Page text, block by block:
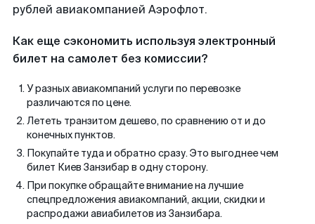
рублей авиакомпанией Аэрофлот.
Как еще сэкономить используя электронный
билет на самолет без комиссии?
У разных авиакомпаний услуги по перевозке
различаются по цене.
Лететь транзитом дешево, по сравнению от и до
конечных пунктов.
Покупайте туда и обратно сразу. Это выгоднее чем
билет Киев Занзибар в одну сторону.
При покупке обращайте внимание на лучшие
спецпредложения авиакомпаний, акции, скидки и
распродажи авиабилетов из Занзибара.